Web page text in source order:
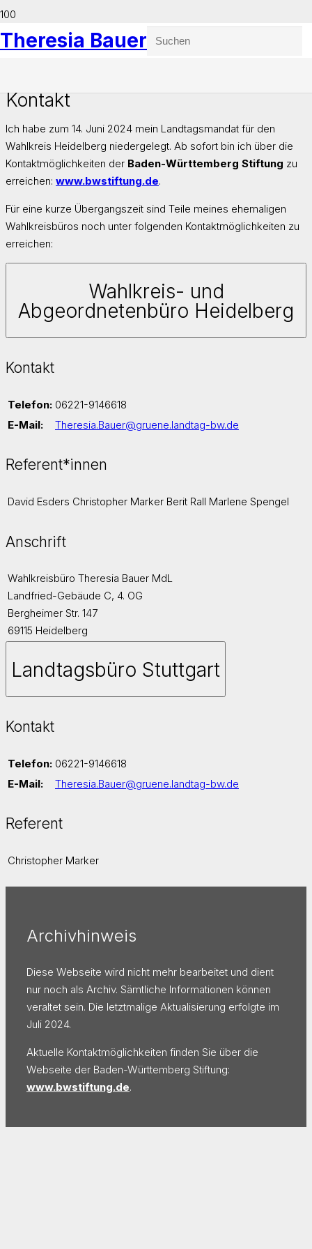
Theresia Bauer
Kontakt
Ich habe zum 14. Juni 2024 mein Landtagsmandat für den
Wahlkreis Heidelberg niedergelegt. Ab sofort bin ich über die
Kontaktmöglichkeiten der Baden-Württemberg Stiftung zu
erreichen: www.bwstiftung.de.
Für eine kurze Übergangszeit sind Teile meines ehemaligen
Wahlkreisbüros noch unter folgenden Kontaktmöglichkeiten zu
erreichen:
Wahlkreis- und
Abgeordnetenbüro Heidelberg
Kontakt
Telefon: 06221-9146618
E-Mail:
Theresia.Bauer@gruene.landtag-bw.de
Referent*innen
David Esders Christopher Marker Berit Rall Marlene Spengel
Anschrift
Wahlkreisbüro Theresia Bauer MdL
Landfried-Gebäude C, 4. OG
Bergheimer Str. 147
69115 Heidelberg
Landtagsbüro Stuttgart
Kontakt
Telefon: 06221-9146618
E-Mail:
Theresia.Bauer@gruene.landtag-bw.de
Referent
Christopher Marker
Archivhinweis
Diese Webseite wird nicht mehr bearbeitet und dient
nur noch als Archiv. Sämtliche Informationen können
veraltet sein. Die letztmalige Aktualisierung erfolgte im
Juli 2024.
Aktuelle Kontaktmöglichkeiten finden Sie über die
Webseite der Baden-Württemberg Stiftung:
www.bwstiftung.de.